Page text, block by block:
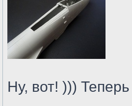
Ну, вот! )))